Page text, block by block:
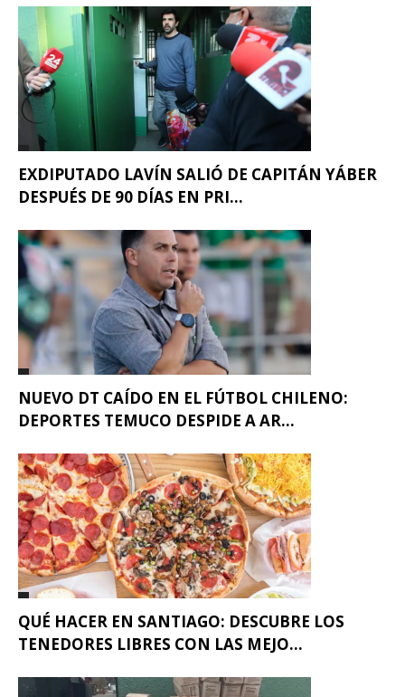
EXDIPUTADO LAVÍN SALIÓ DE CAPITÁN YÁBER
DESPUÉS DE 90 DÍAS EN PRI...
NUEVO DT CAÍDO EN EL FÚTBOL CHILENO:
DEPORTES TEMUCO DESPIDE A AR...
QUÉ HACER EN SANTIAGO: DESCUBRE LOS
TENEDORES LIBRES CON LAS MEJO...